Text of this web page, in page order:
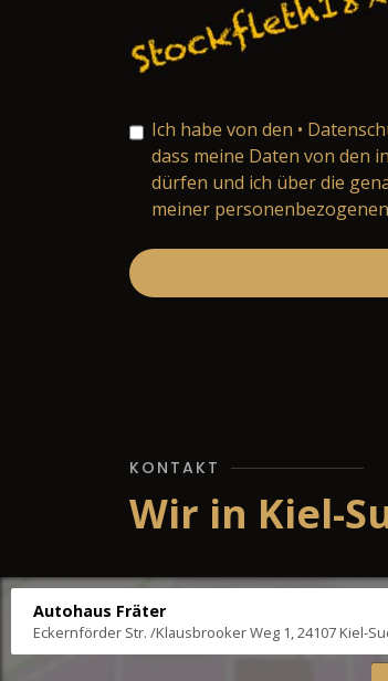
Ich habe von den •
dass meine Daten von den
dürfen und ich über die
meiner
KONTAKT
Wir in Kiel-
Autohaus Fräter
Eckernförder Str. /Klausbrooker Weg 1, 24107 Kiel-